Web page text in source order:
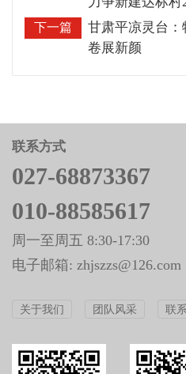
下一篇
甘肃平凉灵台
卷展新颜
联系方式
027-68873367
010-88585617
周一至周五 8:30-17:30
电子邮箱: zhjszzs@126.com
关于我们 团队风采 联